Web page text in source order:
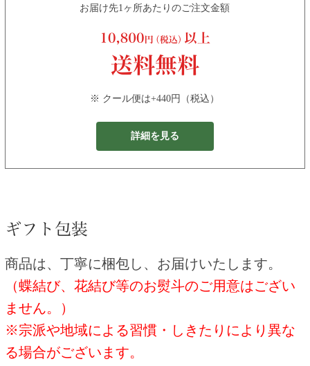
お届け先1ヶ所あたりのご注文金額
※ クール便は+440円（税込）
詳細を見る
商品は、丁寧に梱包し、お届けいたします。
（蝶結び、花結び等のお熨斗のご用意はござい
ません。）
※宗派や地域による習慣・しきたりにより異な
る場合がございます。